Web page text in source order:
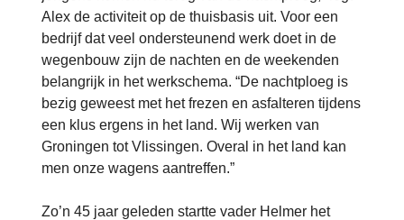
Alex de activiteit op de thuisbasis uit. Voor een
bedrijf dat veel ondersteunend werk doet in de
wegenbouw zijn de nachten en de weekenden
belangrijk in het werkschema. “De nachtploeg is
bezig geweest met het frezen en asfalteren tijdens
een klus ergens in het land. Wij werken van
Groningen tot Vlissingen. Overal in het land kan
men onze wagens aantreffen.”
Zo’n 45 jaar geleden startte vader Helmer het